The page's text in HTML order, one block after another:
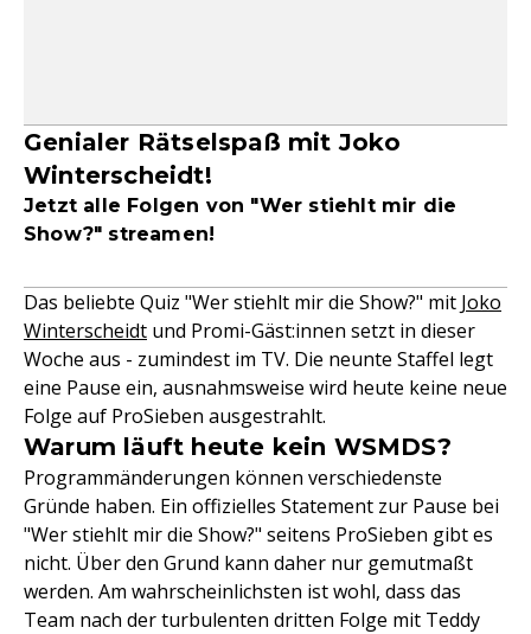
Genialer Rätselspaß mit Joko
Winterscheidt!
Jetzt alle Folgen von "Wer stiehlt mir die
Show?" streamen!
Das beliebte Quiz "Wer stiehlt mir die Show?" mit Joko
Winterscheidt und Promi-Gäst:innen setzt in dieser
Woche aus - zumindest im TV. Die neunte Staffel legt
eine Pause ein, ausnahmsweise wird heute keine neue
Folge auf ProSieben ausgestrahlt.
Warum läuft heute kein WSMDS?
Programmänderungen können verschiedenste
Gründe haben. Ein offizielles Statement zur Pause bei
"Wer stiehlt mir die Show?" seitens ProSieben gibt es
nicht. Über den Grund kann daher nur gemutmaßt
werden. Am wahrscheinlichsten ist wohl, dass das
Team nach der turbulenten dritten Folge mit Teddy